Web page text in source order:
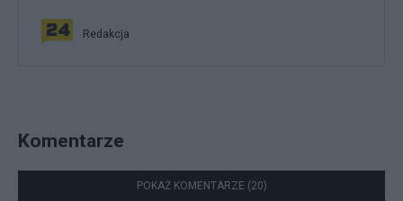
Redakcja
Komentarze
POKAŻ KOMENTARZE (20)